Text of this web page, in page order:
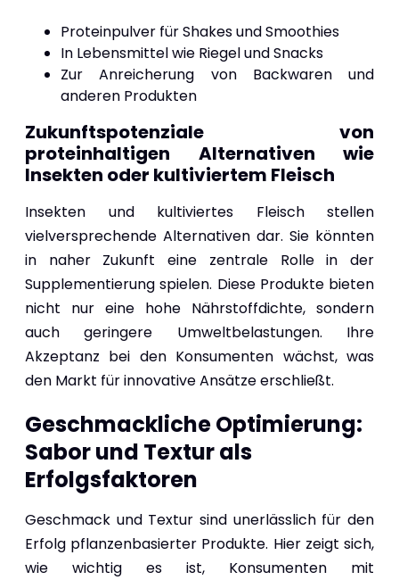
Proteinpulver für Shakes und Smoothies
In Lebensmittel wie Riegel und Snacks
Zur Anreicherung von Backwaren und
anderen Produkten
Zukunftspotenziale von
proteinhaltigen Alternativen wie
Insekten oder kultiviertem Fleisch
Insekten und kultiviertes Fleisch stellen
vielversprechende Alternativen dar. Sie könnten
in naher Zukunft eine zentrale Rolle in der
Supplementierung spielen. Diese Produkte bieten
nicht nur eine hohe Nährstoffdichte, sondern
auch geringere Umweltbelastungen. Ihre
Akzeptanz bei den Konsumenten wächst, was
den Markt für innovative Ansätze erschließt.
Geschmackliche Optimierung:
Sabor und Textur als
Erfolgsfaktoren
Geschmack und Textur sind unerlässlich für den
Erfolg pflanzenbasierter Produkte. Hier zeigt sich,
wie wichtig es ist, Konsumenten mit